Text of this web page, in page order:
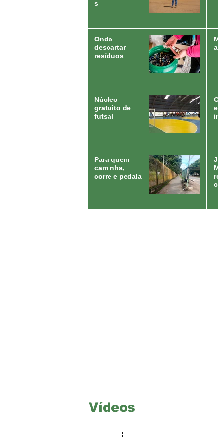
s
Onde
descartar
resíduos
Núcleo
gratuito de
futsal
Para quem
caminha,
corre e pedala
Vídeos